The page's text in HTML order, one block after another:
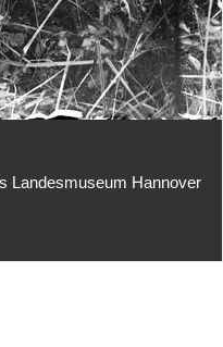
Landesmuseum Hannover